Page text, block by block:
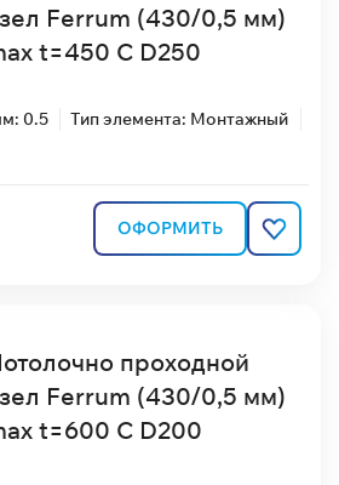
Ferrum (430/0,5 мм)
t=450 C D250
0.5
Тип элемента: Монтажный
ОФОРМИТЬ
проходной
Ferrum (430/0,5 мм)
t=600 C D200